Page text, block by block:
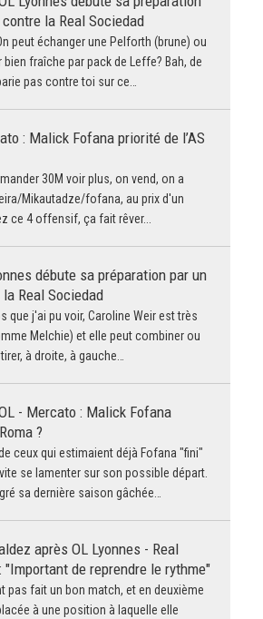
la Real Sociedad
peut échanger une Pelforth (brune) ou
bien fraîche par pack de Leffe? Bah, de
pas contre toi sur ce…
: Malick Fofana priorité de l’AS
30M voir plus, on vend, on a
Mikautadze/fofana, au prix d'un
ce 4 offensif, ça fait rêver...
débute sa préparation par un
Real Sociedad
que j'ai pu voir, Caroline Weir est très
Melchie) et elle peut combiner ou
à droite, à gauche…
- Mercato : Malick Fofana
?
ceux qui estimaient déjà Fofana "fini"
se lamenter sur son possible départ.
sa dernière saison gâchée…
après OL Lyonnes - Real
"Important de reprendre le rythme"
pas fait un bon match, et en deuxième
à une position à laquelle elle